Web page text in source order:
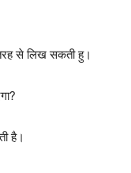
से लिख सकती हु।
है।